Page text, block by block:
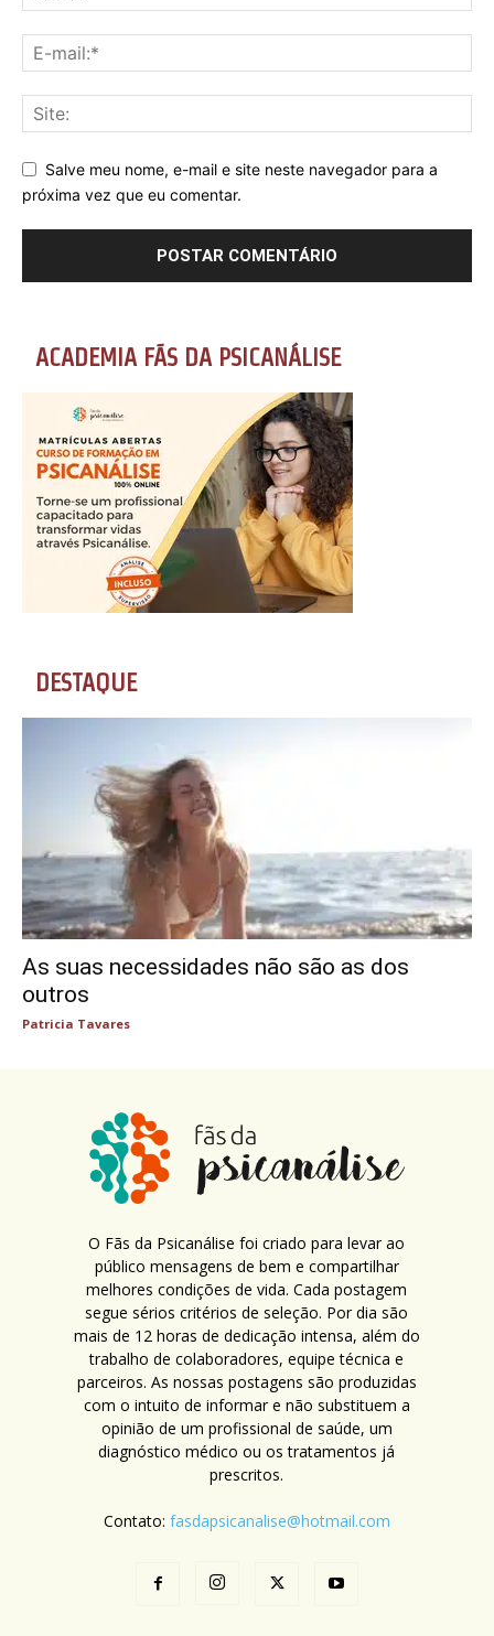
Salve meu nome, e-mail e site neste navegador para a
próxima vez que eu comentar.
ACADEMIA FÃS DA PSICANÁLISE
DESTAQUE
As suas necessidades não são as dos
outros
Patricia Tavares
O Fãs da Psicanálise foi criado para levar ao
público mensagens de bem e compartilhar
melhores condições de vida. Cada postagem
segue sérios critérios de seleção. Por dia são
mais de 12 horas de dedicação intensa, além do
trabalho de colaboradores, equipe técnica e
parceiros. As nossas postagens são produzidas
com o intuito de informar e não substituem a
opinião de um profissional de saúde, um
diagnóstico médico ou os tratamentos já
prescritos.
Contato: fasdapsicanalise@hotmail.com